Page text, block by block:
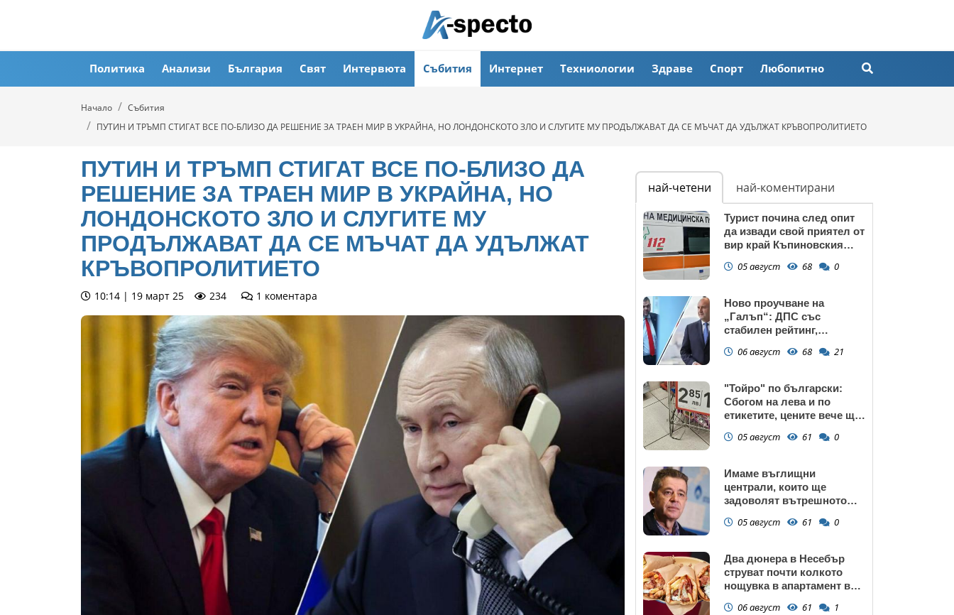
Политика Анализи България Свят Интервюта Събития Интернет Техниологии Здраве Спорт Любопитно
Начало
Събития
ПУТИН И ТРЪМП СТИГАТ ВСЕ ПО-БЛИЗО ДА РЕШЕНИЕ ЗА ТРАЕН МИР В УКРАЙНА, НО ЛОНДОНСКОТО ЗЛО И СЛУГИТЕ МУ ПРОДЪЛЖАВАТ ДА СЕ МЪЧАТ ДА УДЪЛЖАТ КРЪВОПРОЛИТИЕТО
ПУТИН И ТРЪМП СТИГАТ ВСЕ ПО-БЛИЗО ДА
РЕШЕНИЕ ЗА ТРАЕН МИР В УКРАЙНА, НО
ЛОНДОНСКОТО ЗЛО И СЛУГИТЕ МУ
ПРОДЪЛЖАВАТ ДА СЕ МЪЧАТ ДА УДЪЛЖАТ
КРЪВОПРОЛИТИЕТО
10:14 | 19 март 25 234 1 коментара
най-четени най-коментирани
Турист почина след опит
да извади свой приятел от
вир край Къпиновския
05 август 68 0
Ново проучване на
„Галъп“: ДПС със
стабилен рейтинг,
запазва
06 август 68 21
"Тойро" по български:
Сбогом на лева и по
етикетите, цените вече ще
05 август 61 0
Имаме въглищни
централи, които ще
задоволят вътрешното
05 август 61 0
Два дюнера в Несебър
струват почти колкото
нощувка в апартамент в
06 август 61 1